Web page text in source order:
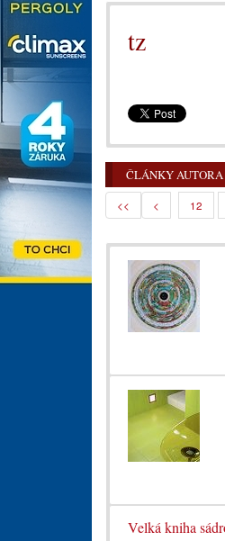
tz
ČLÁNKY AUTORA
<< < 12
Velká kniha